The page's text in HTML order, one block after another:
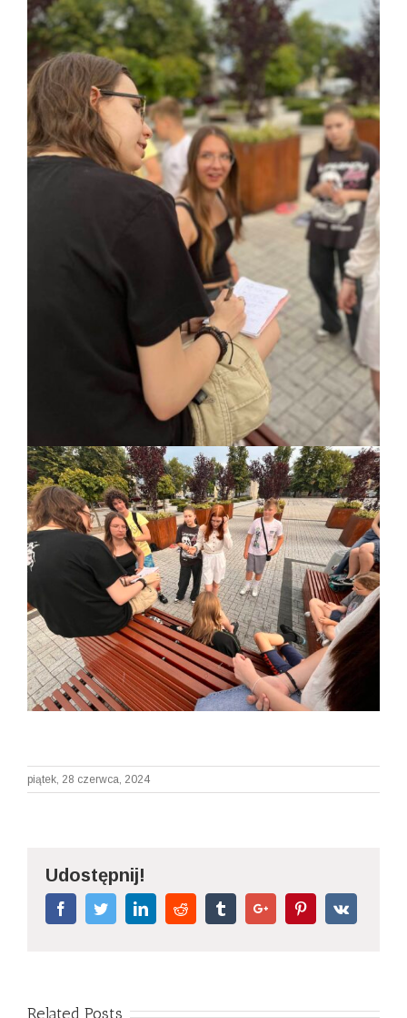
piątek, 28 czerwca, 2024
Udostępnij!
FacebookTwitterLinkedinReddit TumblrGoogle+ PinterestVk
Related Posts